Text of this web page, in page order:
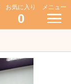
お気に入り
0
メニュー